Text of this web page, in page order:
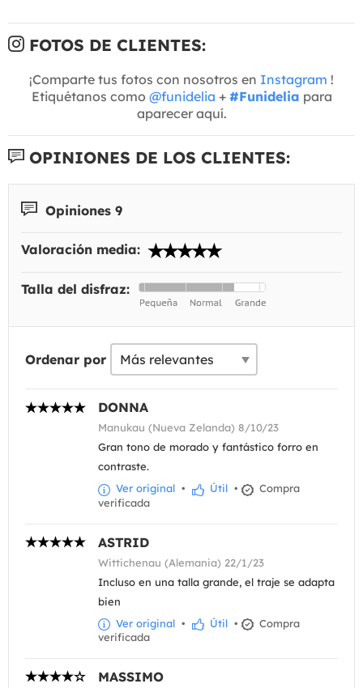
FOTOS DE CLIENTES:
¡Comparte tus fotos con nosotros en Instagram !
Etiquétanos como @funidelia + #Funidelia para
aparecer aquí.
OPINIONES DE LOS CLIENTES:
Opiniones 9
Valoración media:
Talla del disfraz:
Ordenar por
DONNA
Manukau (Nueva Zelanda) 8/10/23
Gran tono de morado y fantástico forro en
contraste.
Ver original • Útil •
Compra
verificada
ASTRID
Wittichenau (Alemania) 22/1/23
Incluso en una talla grande, el traje se adapta
bien
Ver original • Útil •
Compra
verificada
MASSIMO